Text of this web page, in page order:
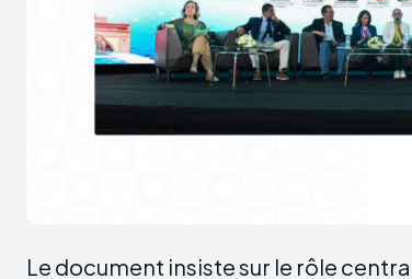
Le document insiste sur le rôle